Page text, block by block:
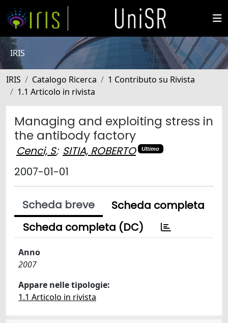
IRIS
IRIS Catalogo Ricerca
1 Contributo su Rivista
1.1 Articolo in rivista
Managing and exploiting stress in
the antibody factory
Cenci, S; SITIA, ROBERTO Ultimo
2007-01-01
Scheda breve
Scheda completa
Scheda completa (DC)
Anno
2007
Appare nelle tipologie:
1.1 Articolo in rivista